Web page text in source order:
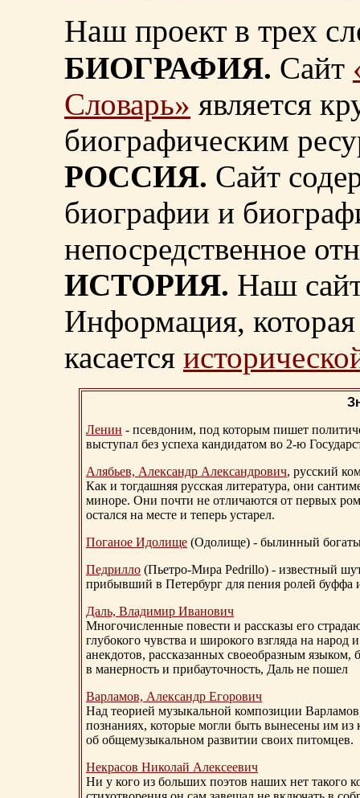
Наш проект в трех
БИОГРАФИЯ. Сайт
Словарь» является
биографическим
РОССИЯ. Сайт
биографии и
непосредственное
ИСТОРИЯ. Наш
Информация, которая
касается
Ленин - псевдоним, под которым пишет
выступал без успеха кандидатом во 2-ю
Алябьев, Александр Александрович, русский
Как и тогдашняя русская литература, они
миноре. Они почти не отличаются от первых
остался на месте и теперь устарел.
Поганое Идолище (Одолище) - былинный
Педрилло (Пьетро-Мира Pedrillo) - известный
прибывший в Петербург для пения ролей буффа
Даль, Владимир Иванович
Многочисленные повести и рассказы его
глубокого чувства и широкого взгляда на
анекдотов, рассказанных своеобразным
в манерность и прибауточность, Даль не пошел
Варламов, Александр Егорович
Над теорией музыкальной композиции
познаниях, которые могли быть вынесены им из
об общемузыкальном развитии своих питомцев.
Некрасов Николай Алексеевич
Ни у кого из больших поэтов наших нет такого